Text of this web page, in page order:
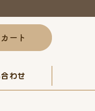
わせ